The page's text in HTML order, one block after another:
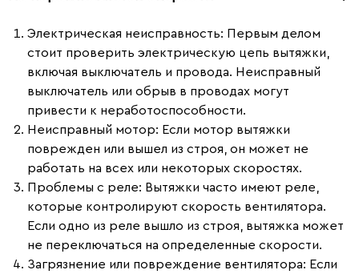
Электрическая неисправность: Первым делом
стоит проверить электрическую цепь вытяжки,
включая выключатель и провода. Неисправный
выключатель или обрыв в проводах могут
привести к неработоспособности.
Неисправный мотор: Если мотор вытяжки
поврежден или вышел из строя, он может не
работать на всех или некоторых скоростях.
Проблемы с реле: Вытяжки часто имеют реле,
которые контролируют скорость вентилятора.
Если одно из реле вышло из строя, вытяжка может
не переключаться на определенные скорости.
Загрязнение или повреждение вентилятора: Если